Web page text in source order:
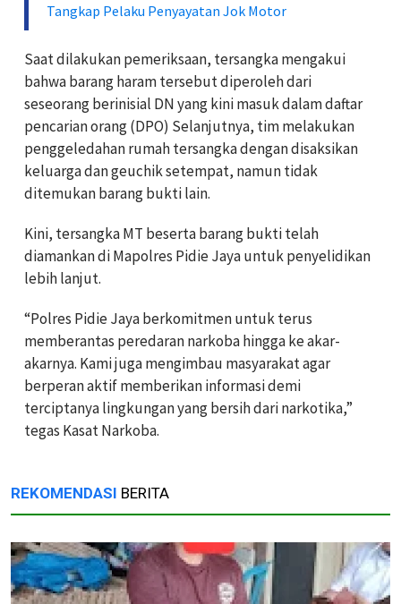
Tangkap Pelaku Penyayatan Jok Motor
Saat dilakukan pemeriksaan, tersangka mengakui
bahwa barang haram tersebut diperoleh dari
seseorang berinisial DN yang kini masuk dalam daftar
pencarian orang (DPO) Selanjutnya, tim melakukan
penggeledahan rumah tersangka dengan disaksikan
keluarga dan geuchik setempat, namun tidak
ditemukan barang bukti lain.
Kini, tersangka MT beserta barang bukti telah
diamankan di Mapolres Pidie Jaya untuk penyelidikan
lebih lanjut.
“Polres Pidie Jaya berkomitmen untuk terus
memberantas peredaran narkoba hingga ke akar-
akarnya. Kami juga mengimbau masyarakat agar
berperan aktif memberikan informasi demi
terciptanya lingkungan yang bersih dari narkotika,”
tegas Kasat Narkoba.
REKOMENDASI BERITA